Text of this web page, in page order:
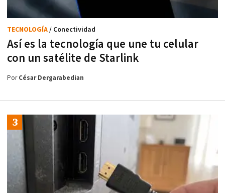
Así es la tecnología que une tu celular
con un satélite de Starlink
TECNOLOGÍA/ Conectividad
PorCésar Dergarabedian